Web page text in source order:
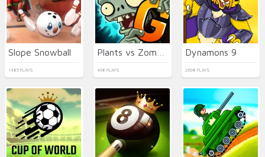
Slope Snowball
1485 PLAYS 498 PLAYS
Dynamons 9
2698 PLAYS